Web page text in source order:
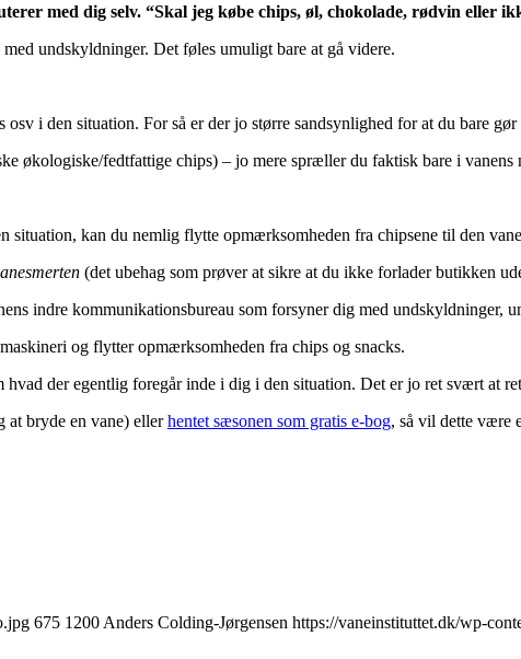
med dig selv. “Skal jeg købe chips, øl, chokolade, rødvin eller
undskyldninger. Det føles umuligt bare at gå videre.
i den situation. For så er der jo større sandsynlighed for at du bare
økologiske/fedtfattige chips) – jo mere spræller du faktisk bare i
situation, kan du nemlig flytte opmærksomheden fra chipsene til den
(det ubehag som prøver at sikre at du ikke forlader butikken
indre kommunikationsbureau som forsyner dig med undskyldninger,
og flytter opmærksomheden fra chips og snacks.
der egentlig foregår inde i dig i den situation. Det er jo ret svært at
at bryde en vane) ellerhentet sæsonen som gratis e-bog, så vil dette være
675 1200 Anders Colding-Jørgensen https://vaneinstituttet.dk/wp-